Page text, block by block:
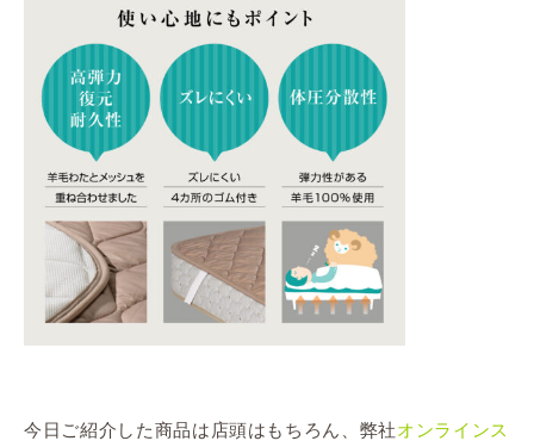
今日ご紹介した商品は店頭はもちろん、弊社オンラインス